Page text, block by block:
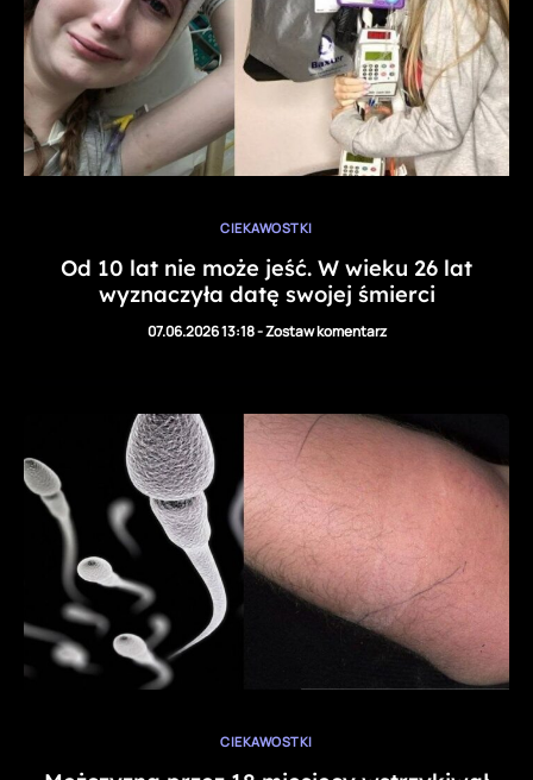
CIEKAWOSTKI
Od 10 lat nie może jeść. W wieku 26 lat
wyznaczyła datę swojej śmierci
07.06.2026 13:18-Zostaw komentarz
CIEKAWOSTKI